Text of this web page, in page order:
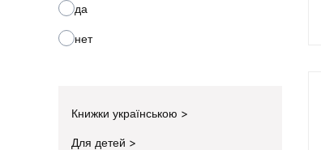
да
нет
Книжки українською
Для детей